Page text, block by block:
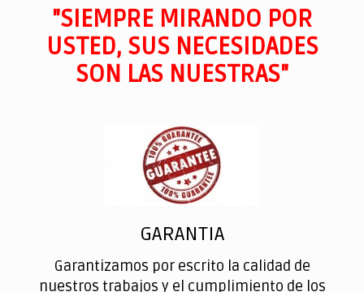
"SIEMPRE MIRANDO POR
USTED, SUS NECESIDADES
SON LAS NUESTRAS"
GARANTIA
Garantizamos por escrito la calidad de
nuestros trabajos y el cumplimiento de los